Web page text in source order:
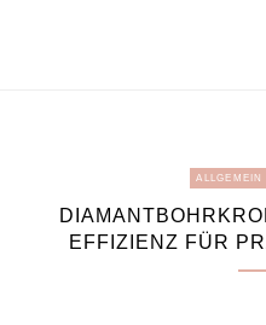
ALLGEMEIN
EFFIZIENZ FÜR